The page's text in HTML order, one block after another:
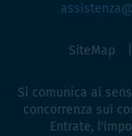
SiteMap
Si comunica ai
concorrenza sui
Entrate,